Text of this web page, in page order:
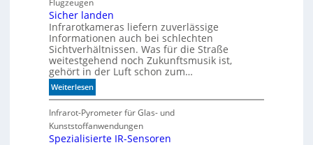
e
n
k
t
n
e
l
l
e
r
z
u
K
I
-
Flugzeugen
Sicher landen
Infrarotkameras liefern zuverlässige
Informationen auch bei schlechten
Sichtverhältnissen. Was für die Straße
weitestgehend noch Zukunftsmusik ist,
gehört in der Luft schon zum…
Weiterlesen:
S
i
c
h
Infrarot-Pyrometer für Glas- und
Kunststoffanwendungen
Spezialisierte IR-Sensoren